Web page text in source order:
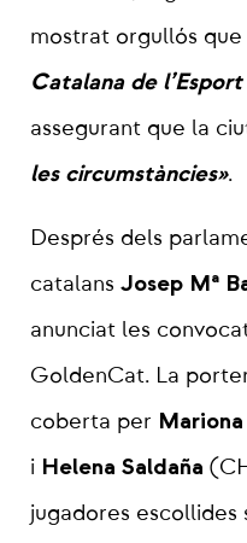
mostrat orgullós que
Catalana de
assegurant que la
les circumstàncies».
Després dels
catalans Josep Mª
anunciat les
GoldenCat. La
coberta per
i Helena Saldaña
jugadores escollides